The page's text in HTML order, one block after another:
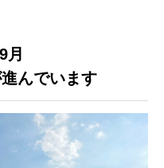
月
んでいます